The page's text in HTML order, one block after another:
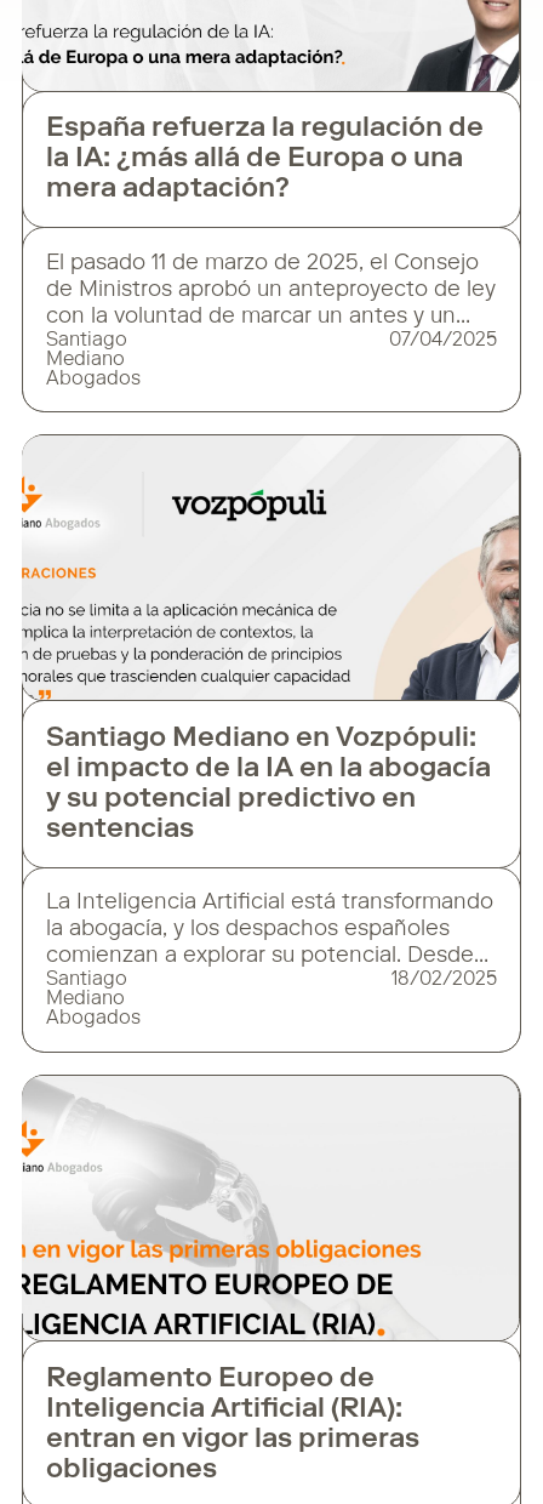
España refuerza la regulación de
la IA: ¿más allá de Europa o una
mera adaptación?
El pasado 11 de marzo de 2025, el Consejo
de Ministros aprobó un anteproyecto de ley
con la voluntad de marcar un antes y un
después en la regulación de la inteligencia
artificial en España. Se trata de una norma
Santiago
Mediano
Abogados
07/04/2025
Santiago Mediano en Vozpópuli:
el impacto de la IA en la abogacía
y su potencial predictivo en
sentencias
La Inteligencia Artificial está transformando
la abogacía, y los despachos españoles
comienzan a explorar su potencial. Desde
herramientas que analizan grandes
volúmenes de datos hasta sistemas
como un aliado estratégico en la práctica
jurídica. Nuestro presidente, Santiago
Mediano, ha compartido su
Santiago
Mediano
Abogados
18/02/2025
Reglamento Europeo de
Inteligencia Artificial (RIA):
entran en vigor las primeras
obligaciones